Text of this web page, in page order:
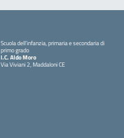
Scuola dell’infanzia, primaria e secondaria di
primo grado
I.C. Aldo Moro
Via Viviani 2, Maddaloni CE